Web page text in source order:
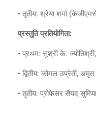
• तृतीय: श्रेया शर्मा
प्रस्तुति प्रतियोगिता:
• प्रथम: सुश्री के. ज्योतिश्री,
• द्वितीय: कोमल उप्रेती,
• तृतीय: प्रोफेसर सैयद